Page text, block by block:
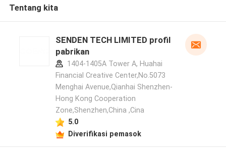
Tentang kita
SENDEN TECH LIMITED profil
pabrikan
1404-1405A Tower A, Huahai
Financial Creative Center,No.5073
Menghai Avenue,Qianhai Shenzhen-
Hong Kong Cooperation
Zone,Shenzhen,China ,Cina
5.0
Diverifikasi pemasok